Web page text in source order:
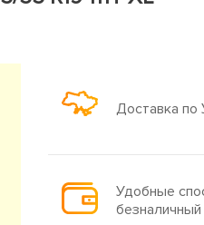
Доставка по
Удобные
безналичный